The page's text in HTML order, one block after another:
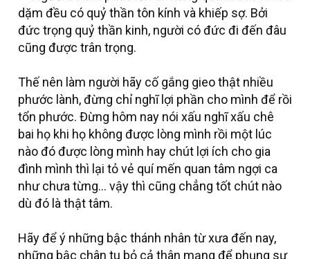
dặm đều có quỷ thần tôn kính và khiếp sợ. Bởi
đức trọng quỷ thần kinh, người có đức đi đến đâu
cũng được trân trọng.
Thế nên làm người hãy cố gắng gieo thật nhiều
phước lành, đừng chỉ nghĩ lợi phần cho mình để rồi
tổn phước. Đừng hôm nay nói xấu nghĩ xấu chê
bai họ khi họ không được lòng mình rồi một lúc
nào đó được lòng mình hay chút lợi ích cho gia
đình mình thì lại tỏ vẻ quí mến quan tâm ngợi ca
như chưa từng… vậy thì cũng chẳng tốt chút nào
dù đó là thật tâm.
Hãy để ý những bậc thánh nhân từ xưa đến nay,
những bậc chân tu bỏ cả thân mạng để phụng sự